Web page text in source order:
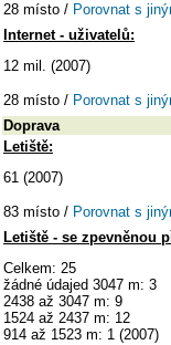
28 místo / Porovnat s
Internet - uživatelů:
12 mil. (2007)
28 místo / Porovnat s
Doprava
Letiště:
61 (2007)
83 místo / Porovnat s
Letiště - se zpevněnou
Celkem: 25
žádné údajed 3047 m: 3
2438 až 3047 m: 9
1524 až 2437 m: 12
914 až 1523 m: 1 (2007)